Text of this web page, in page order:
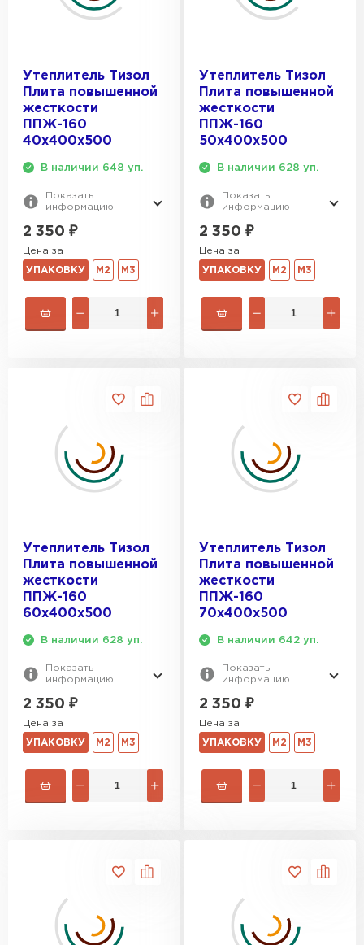
Утеплитель Тизол
Плита повышенной
жесткости
ППЖ-160
40х400х500
В наличии 648 уп.
Показать
информацию
2 350 ₽
Цена за
УПАКОВКУ М2 М3
Утеплитель Тизол
Плита повышенной
жесткости
ППЖ-160
50х400х500
В наличии 628 уп.
Показать
информацию
2 350 ₽
Цена за
УПАКОВКУ М2 М3
Утеплитель Тизол
Плита повышенной
жесткости
ППЖ-160
60х400х500
В наличии 628 уп.
Показать
информацию
2 350 ₽
Цена за
УПАКОВКУ М2 М3
Утеплитель Тизол
Плита повышенной
жесткости
ППЖ-160
70х400х500
В наличии 642 уп.
Показать
информацию
2 350 ₽
Цена за
УПАКОВКУ М2 М3
Утеплитель Эковер
Утеплитель Тимплэкс
Утеплитель Basfiber
ПЕРЕЙТИ
Утеплитель Теплекс
ПЕРЕЙТИ
Рулонная кровля Брит
Утеплитель Knauf
ПЕРЕЙТИ
Утеплитель Isoroc
Утеплитель Isover
Утеплитель Isotec
Утеплитель Ruspanel
Утеплитель Брит
Утеплитель Basfiber
Утеплитель Xotpipe